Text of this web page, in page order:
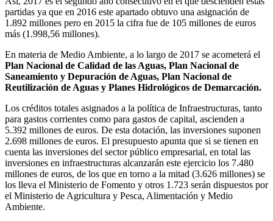
partidas ya que en 2016 este apartado obtuvo una asignación de
1.892 millones pero en 2015 la cifra fue de 105 millones de euros
más (1.998,56 millones).
En materia de Medio Ambiente, a lo largo de 2017 se acometerá el
Plan Nacional de Calidad de las Aguas, Plan Nacional de
Saneamiento y Depuración de Aguas, Plan Nacional de
Reutilización de Aguas y Planes Hidrológicos de Demarcación.
Los créditos totales asignados a la política de Infraestructuras, tanto
para gastos corrientes como para gastos de capital, ascienden a
5.392 millones de euros. De esta dotación, las inversiones suponen
2.698 millones de euros. El presupuesto apunta que si se tienen en
cuenta las inversiones del sector público empresarial, en total las
inversiones en infraestructuras alcanzarán este ejercicio los 7.480
millones de euros, de los que en torno a la mitad (3.626 millones) se
los lleva el Ministerio de Fomento y otros 1.723 serán dispuestos por
el Ministerio de Agricultura y Pesca, Alimentación y Medio
Ambiente.